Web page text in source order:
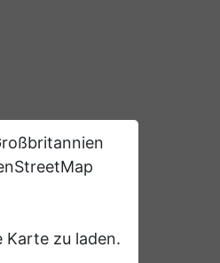
Karte zu laden.